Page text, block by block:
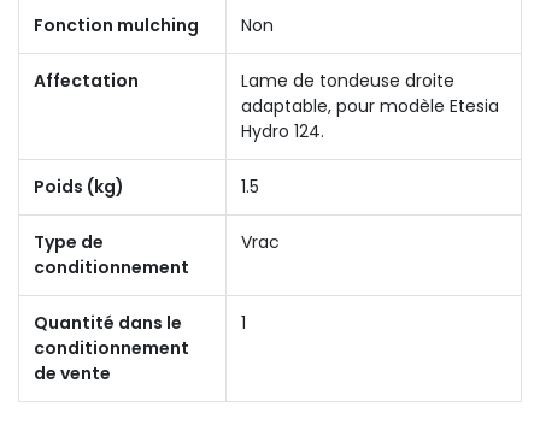
Fonction mulching Non
Affectation
Lame de tondeuse droite
adaptable, pour modèle Etesia
Hydro 124.
Poids (kg) 1.5
Type de
conditionnement
Vrac
Quantité dans le
conditionnement
de vente
1